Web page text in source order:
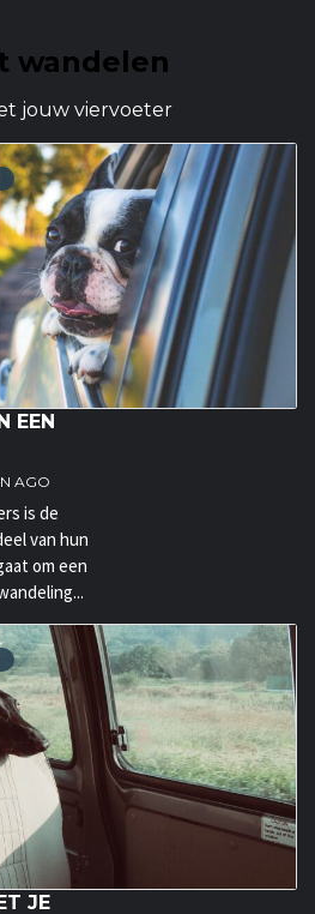
wandelen
jouw viervoeter
EEN
AGO
is de
van hun
om een
JE